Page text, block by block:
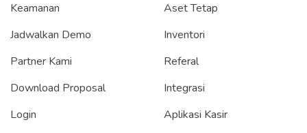
Keamanan
Jadwalkan Demo
Partner Kami
Download Proposal
Login
Aset Tetap
Inventori
Referal
Integrasi
Aplikasi Kasir